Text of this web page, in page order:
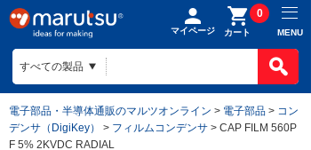
マイページ カート
0
MENU
電子部品・半導体通販のマルツオンライン > 電子部品 > コン
デンサ（DigiKey）
> フィルムコンデンサ > CAP FILM 560P
F 5% 2KVDC RADIAL